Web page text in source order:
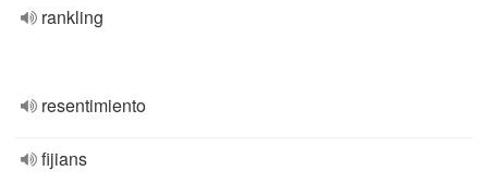
rankling
resentimiento
fijians